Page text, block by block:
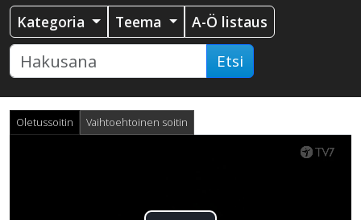
Kategoria Teema A-Ö listaus
Etsi
Oletussoitin Vaihtoehtoinen soitin